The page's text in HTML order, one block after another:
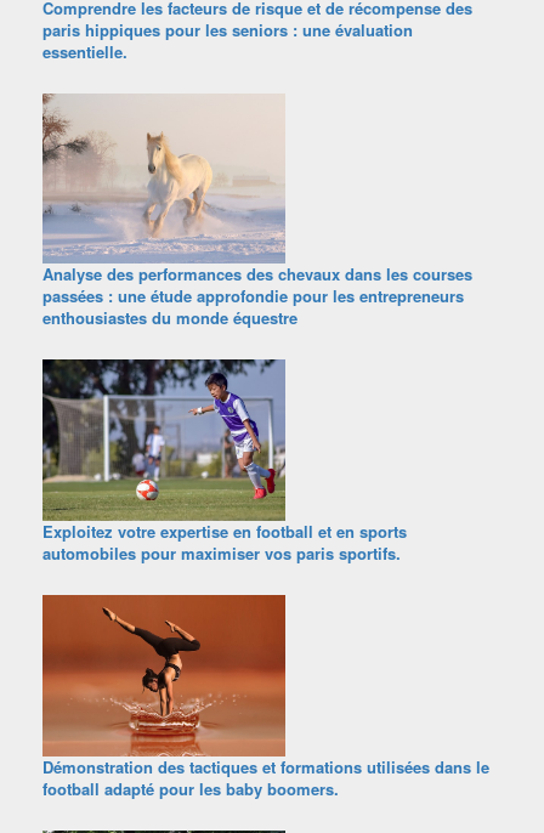
Comprendre les facteurs de risque et de récompense des
paris hippiques pour les seniors : une évaluation
essentielle.
Analyse des performances des chevaux dans les courses
passées : une étude approfondie pour les entrepreneurs
enthousiastes du monde équestre
Exploitez votre expertise en football et en sports
automobiles pour maximiser vos paris sportifs.
Démonstration des tactiques et formations utilisées dans le
football adapté pour les baby boomers.